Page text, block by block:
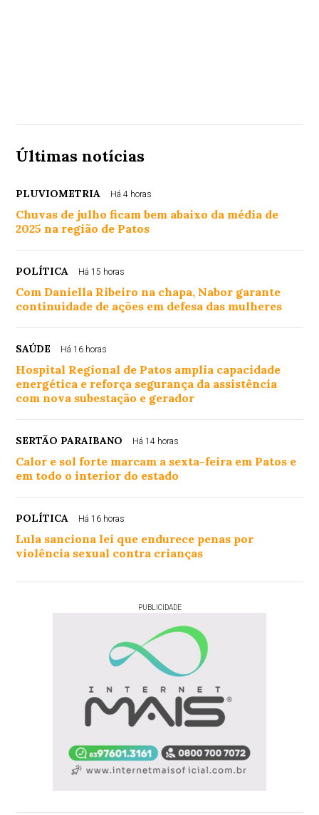
Últimas notícias
PLUVIOMETRIA Há 4 horas
Chuvas de julho ficam bem abaixo da média de
2025 na região de Patos
POLÍTICA Há 15 horas
Com Daniella Ribeiro na chapa, Nabor garante
continuidade de ações em defesa das mulheres
SAÚDE Há 16 horas
Hospital Regional de Patos amplia capacidade
energética e reforça segurança da assistência
com nova subestação e gerador
SERTÃO PARAIBANO Há 14 horas
Calor e sol forte marcam a sexta-feira em Patos e
em todo o interior do estado
POLÍTICA Há 16 horas
Lula sanciona lei que endurece penas por
violência sexual contra crianças
PUBLICIDADE